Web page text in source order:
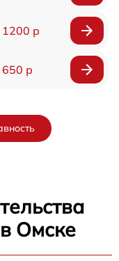
1200 р
650 р
Омске